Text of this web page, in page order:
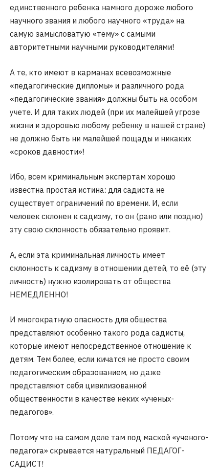
единственного ребенка намного дороже любого
научного звания и любого научного «труда» на
самую замысловатую «тему» с самыми
авторитетными научными руководителями!
А те, кто имеют в карманах всевозможные
«педагогические дипломы» и различного рода
«педагогические звания» должны быть на особом
учете. И для таких людей (при их малейшей угрозе
жизни и здоровью любому ребенку в нашей стране)
не должно быть ни малейшей пощады и никаких
«сроков давности»!
Ибо, всем криминальным экспертам хорошо
известна простая истина: для садиста не
существует ограничений по времени. И, если
человек склонен к садизму, то он (рано или поздно)
эту свою склонность обязательно проявит.
А, если эта криминальная личность имеет
склонность к садизму в отношении детей, то её (эту
личность) нужно изолировать от общества
НЕМЕДЛЕННО!
И многократную опасность для общества
представляют особенно такого рода садисты,
которые имеют непосредственное отношение к
детям. Тем более, если кичатся не просто своим
педагогическим образованием, но даже
представляют себя цивилизованной
общественности в качестве неких «ученых-
педагогов».
Потому что на самом деле там под маской «ученого-
педагога» скрывается натуральный ПЕДАГОГ-
САДИСТ!